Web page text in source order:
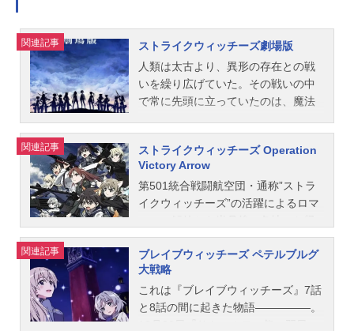
水谷麻鈴エディータ・ロスマン：
五...
エイラ・イルマタル・ユーティライ
ネン：大橋歩夕スタッフ原作：島田
フミカネ&ProjektKagonish漫画：藤
林真監督：伊藤史夫キャラクターデ
ザイン：安食圭シリーズ文芸：村上
コロムビア音響監督：吉田知弘音響
制作：グロービジョンプロデ...
緒：世戸さおりリネット・ビショッ
プ：名塚佳織ペリーヌ・クロステル
マン：沢城みゆき服部静夏：内田彩
ミーナ・ディートリンデ・ヴィル
ケ：田中理恵ゲルトルート・バルク
マン：野川さくらフランチェスカ・
ルッキーニ：斎藤千和シャーロッ
ト・E・イェーガー：小清水亜美サー
ニャ・V・リトヴャク：門脇舞以エイ
ラ・イルマタル・ユーティライネ
ミカネ&ProjektKagonish監督：高村
和宏シリーズディレクター：髙橋秀
弥シリ...
おかしな日常劇第2弾が始まる！作品
名ワールドウィッチーズ発進します
っ！放送形態TVアニメシリーズスト
ライクウィッチーズスケジュール202
1年1月13日（水）～2021年3月31日
ャスト宮藤芳佳：福圓美里坂本美
緒：世戸さおりリネット・ビショッ
プ：名塚佳織ペリーヌ・クロステル
マン：沢城みゆきミーナ・ディート
リンデ・ヴィルケ：田中理恵ゲルト
ーリカ・ハルトマン：野川さくらフ
ランチェスカ・ルッキーニ：斎藤千
和シャーロット・E・イェーガー：小
清水亜美サーニャ・V・リトヴャク：
門脇舞以エイラ・イルマタル・ユー
真逆の航空団、戦わないウィッチで
ある彼女たちは、“歌や音楽”でみんな
の笑顔を守る！それが彼女たち「音
楽隊＜アイドル＞ウィッチーズ」な
のです。作品名連盟空軍航空魔法音
Vアニメスケジュール2022年7月3日
（日）～2022年9月25日（日）AT-
X・TOKYOMXほか話数全12話キャス
トヴァージニア・ロバートソン：鳴
海まい渋谷いのり：細川美菜子リュ
ヴァ：藍本あみアイラ・ペイヴィッ
キ・リンナマー：真宮涼エレオノー
ル・ジョヴァンナ・ガション：都月
彩楓マリア・マグダレーネ・ディー
トリヒ：古仲可奈マナイア・マタワ
関連記事
ストライクウィッチーズ劇場版
人類は太古より、異形の存在との戦
いを繰り広げていた。その戦いの中
で常に先頭に立っていたのは、魔法
代の少女たち。異形の存在の侵略か
ら、故国を、人々を守るため、魔法
力を増大し飛行を可能とする新たな
魔法の箒=「ストライカーユニット」
を身にまとい、ウィッチたちは、戦
きは1945年。ガリア、ロマーニャを
異形の存在「ネウロイ」の脅威から
救った第501統合戦闘航空団、通称
「ストライクウィッチーズ」は、役
目を終えて解散し、ウィッチたちは
関連記事
ストライクウィッチーズ Operation
Victory Arrow
第501統合戦闘航空団・通称”ストラ
イクウィッチーズ”の活躍によるロマ
還したウィッチ達はそれぞれの大切
なモノを守るため、今も世界の空を
駆けている。作品名ストライクウィ
ッチーズOperationVictoryArrow放送
形態OVAシリーズストライクウィッ
関連記事
ブレイブウィッチーズ ペテルブルグ
大戦略
これは『ブレイブウィッチーズ』7話
と8話の間に起きた物語―――――。